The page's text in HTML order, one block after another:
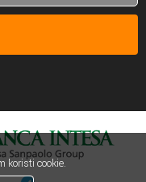
koristi cookie.